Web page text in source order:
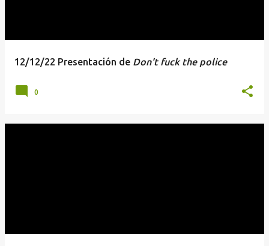
12/12/22 Presentación de Don't fuck the police
0